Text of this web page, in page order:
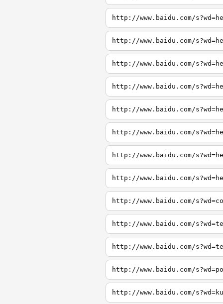
http://www.baidu.com/
http://www.baidu.com/
http://www.baidu.com/
http://www.baidu.com/
http://www.baidu.com/
http://www.baidu.com/
http://www.baidu.com/
http://www.baidu.com/
http://www.baidu.com/
http://www.baidu.com/
http://www.baidu.com/
http://www.baidu.com/
http://www.baidu.com/